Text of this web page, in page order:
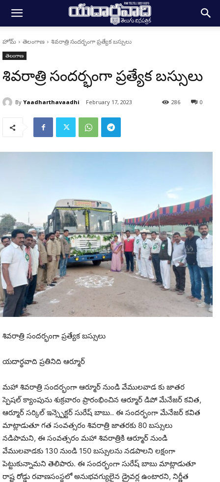
హోమ్ తెలంగాణ శివరాత్రి సందర్భంగా ప్రత్యేక బస్సులు
తెలంగాణ
శివరాత్రి సందర్భంగా ప్రత్యేక బస్సులు
By Yaadharthavaadhi February 17, 2023 0
286
శివరాత్రి సందర్భంగా ప్రత్యేక బస్సులు
యదార్థవాది ప్రతినిది ఆర్మూర్
మహా శివరాత్రి సందర్భంగా ఆర్మూర్ నుండి వేములవాడ కు జాతర
స్పెషల్ క్యాంపును శుక్రవారం ప్రారంభించిన ఆర్మూర్ డిపో మేనేజర్ కవిత,
ఆర్మూర్ సర్కిల్ ఇన్స్పెక్టర్ సురేష్ బాబు.. ఈ సందర్భంగా మేనేజర్ కవిత
మాట్లాడుతూ గత సంవత్సరం శివరాత్రి జాతరకు 80 బస్సులు
నడిపామని, ఈ సంవత్సరం మహా శివరాత్రికి ఆర్మూర్ నుండి
వేములవాడకు 130 నుండి 150 బస్సులను నడపాలని లక్షంగా
పెట్టుకున్నామని తెలిపారు. ఈ సందర్భంగా సురేష్ బాబు మాట్లాడుతూ
రాష్ట రోడ్డు రవాణసంస్థలో అనుభవగ్యులైన డ్రైవర్ల ఉంటారని, నిర్ణీత